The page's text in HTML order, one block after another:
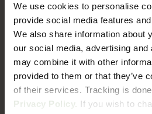
We use cookies to personalise
provide social media features
We also share information about
our social media, advertising
may combine it with other
provided to them or that they’ve
of their services. Tracking is
Privacy Policy. If you wish to
Quiet spaces,
In een rustige ruimte mag
boeketten uit Summer
samengesteld uit bloemen
prachtige, zachte kleuren. Elke
gekozen en in balans geplaatst,
natuurlijk statement vormt.
niet vult, maar versterkt. Quiet